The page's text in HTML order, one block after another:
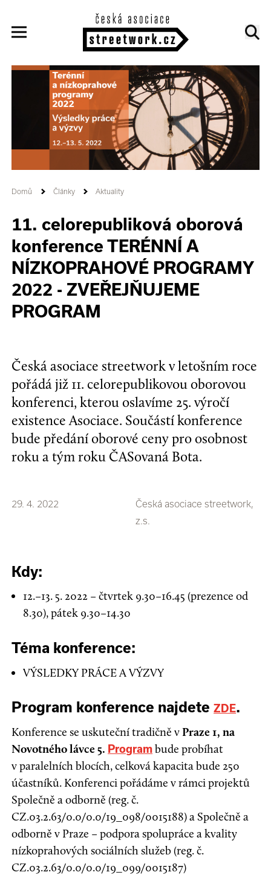
Domů Články Aktuality
11. celorepubliková oborová
konference TERÉNNÍ A
NÍZKOPRAHOVÉ PROGRAMY
2022 - ZVEŘEJŇUJEME
PROGRAM
Česká asociace streetwork v letošním roce
pořádá již 11. celorepublikovou oborovou
konferenci, kterou oslavíme 25. výročí
existence Asociace. Součástí konference
bude předání oborové ceny pro osobnost
roku a tým roku ČASovaná Bota.
29. 4. 2022
Česká asociace streetwork,
z.s.
Kdy:
12.–13. 5. 2022 – čtvrtek 9.30–16.45 (prezence od
8.30), pátek 9.30–14.30
Téma konference:
VÝSLEDKY PRÁCE A VÝZVY
Program konference najdeteZDE.
Konference se uskuteční tradičně vPraze 1, na
Novotného lávce 5. Program bude probíhat
v paralelních blocích, celková kapacita bude 250
účastníků. Konferenci pořádáme v rámci projektů
Společně a odborně (reg. č.
CZ.03.2.63/0.0/0.0/19_098/0015188) a Společně a
odborně v Praze – podpora spolupráce a kvality
nízkoprahových sociálních služeb (reg. č.
CZ.03.2.63/0.0/0.0/19_099/0015187)